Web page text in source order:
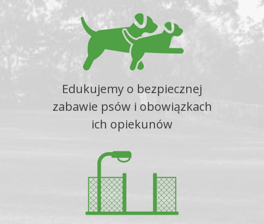
Edukujemy o bezpiecznej
zabawie psów i obowiązkach
ich opiekunów